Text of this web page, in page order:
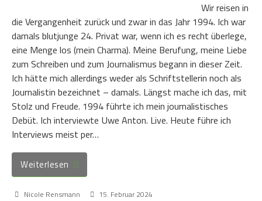
Wir reisen in
die Vergangenheit zurück und zwar in das Jahr 1994. Ich war
damals blutjunge 24. Privat war, wenn ich es recht überlege,
eine Menge los (mein Charma). Meine Berufung, meine Liebe
zum Schreiben und zum Journalismus begann in dieser Zeit.
Ich hätte mich allerdings weder als Schriftstellerin noch als
Journalistin bezeichnet – damals. Längst mache ich das, mit
Stolz und Freude. 1994 führte ich mein journalistisches
Debüt. Ich interviewte Uwe Anton. Live. Heute führe ich
Interviews meist per…
Weiterlesen
Nicole Rensmann
15. Februar 2024